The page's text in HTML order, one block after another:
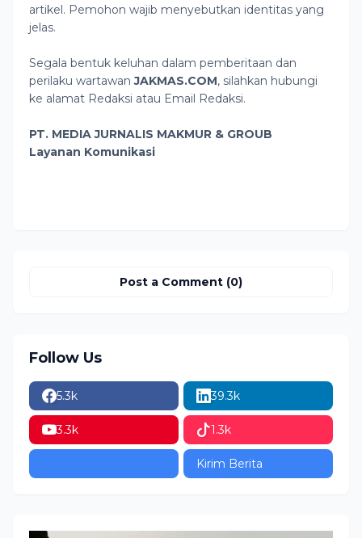
artikel. Pemohon wajib menyebutkan identitas yang
jelas.
Segala bentuk keluhan dalam pemberitaan dan
perilaku wartawanJAKMAS.COM, silahkan hubungi
ke alamat Redaksi atau Email Redaksi.
PT. MEDIA JURNALIS MAKMUR & GROUB
Layanan Komunikasi
Post a Comment (0)
Follow Us
5.3k 39.3k
3.3k 1.3k
Kirim Berita